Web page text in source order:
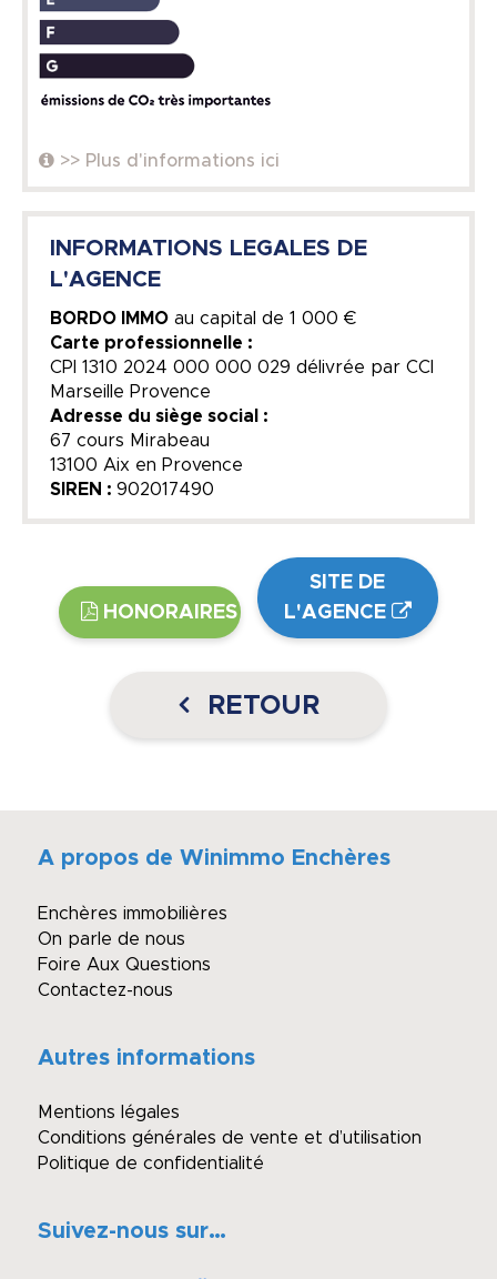
>> Plus d'informations ici
INFORMATIONS LEGALES DE
L'AGENCE
BORDO IMMO au capital de 1 000 €
Carte professionnelle :
CPI 1310 2024 000 000 029 délivrée par CCI
Marseille Provence
Adresse du siège social :
67 cours Mirabeau
13100 Aix en Provence
SIREN : 902017490
HONORAIRES
SITE DE
L'AGENCE
RETOUR
A propos de Winimmo Enchères
Enchères immobilières
On parle de nous
Foire Aux Questions
Contactez-nous
Autres informations
Mentions légales
Conditions générales de vente et d’utilisation
Politique de confidentialité
Suivez-nous sur…